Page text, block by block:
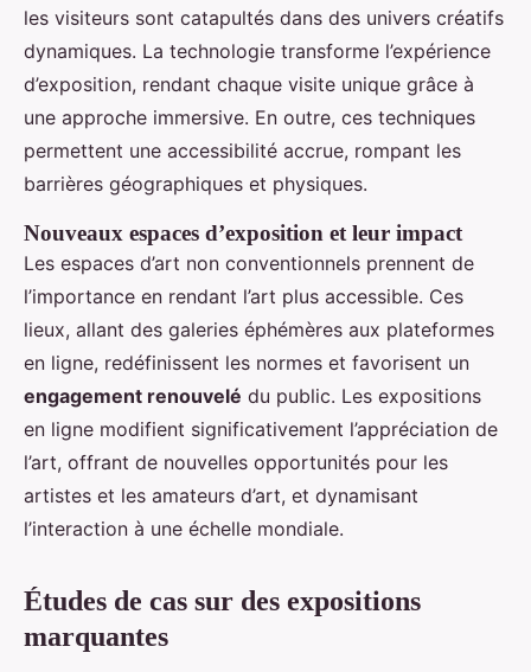
les visiteurs sont catapultés dans des univers créatifs
dynamiques. La technologie transforme l’expérience
d’exposition, rendant chaque visite unique grâce à
une approche immersive. En outre, ces techniques
permettent une accessibilité accrue, rompant les
barrières géographiques et physiques.
Nouveaux espaces d’exposition et leur impact
Les espaces d’art non conventionnels prennent de
l’importance en rendant l’art plus accessible. Ces
lieux, allant des galeries éphémères aux plateformes
en ligne, redéfinissent les normes et favorisent un
engagement renouvelé du public. Les expositions
en ligne modifient significativement l’appréciation de
l’art, offrant de nouvelles opportunités pour les
artistes et les amateurs d’art, et dynamisant
l’interaction à une échelle mondiale.
Études de cas sur des expositions
marquantes